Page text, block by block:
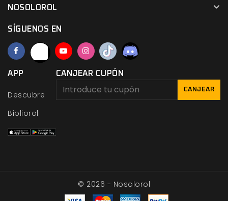
NOSOLOROL
SÍGUENOS EN
APP
Descubre
Bibliorol
CANJEAR CUPÓN
CANJEAR
© 2026 - Nosolorol